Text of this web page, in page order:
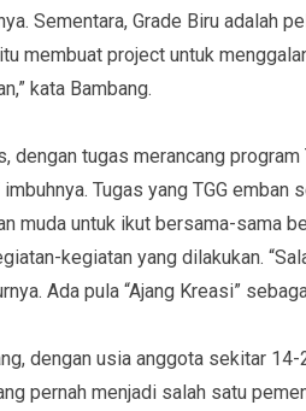
Sementara, Grade Biru adalah
membuat project untuk
kata Bambang.
dengan tugas merancang program
Tugas yang TGG emban
muda untuk ikut bersama-sama
kegiatan yang dilakukan.
Ada pula “Ajang Kreasi”
dengan usia anggota sekitar
pernah menjadi salah satu